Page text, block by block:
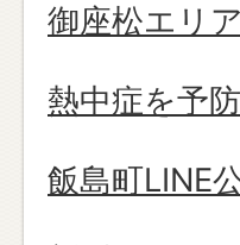
御座松エリ
熱中症を予
飯島町LINE